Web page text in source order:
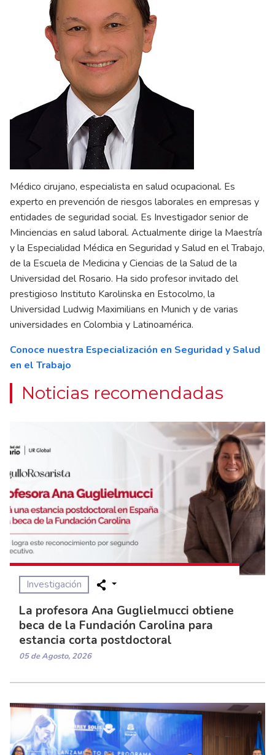
Médico cirujano, especialista en salud ocupacional. Es
experto en prevención de riesgos laborales en empresas y
entidades de seguridad social. Es Investigador senior de
Minciencias en salud laboral. Actualmente dirige la Maestría
y la Especialidad Médica en Seguridad y Salud en el Trabajo,
de la Escuela de Medicina y Ciencias de la Salud de la
Universidad del Rosario. Ha sido profesor invitado del
prestigioso Instituto Karolinska en Estocolmo, la
Universidad Ludwig Maximilians en Munich y de varias
universidades en Colombia y Latinoamérica.
Conoce nuestra Especialización en Seguridad y Salud
en el Trabajo
Noticias recomendadas
Investigación
La profesora Ana Guglielmucci obtiene
beca de la Fundación Carolina para
estancia corta postdoctoral
05 de Agosto, 2026